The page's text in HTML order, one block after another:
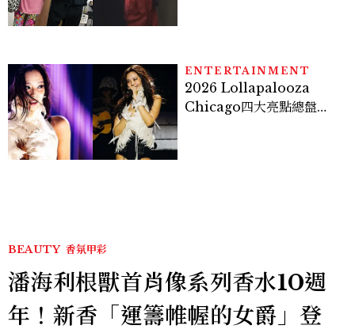
ENTERTAINMENT
2026 Lollapalooza
Chicago四大亮點總盤
BEAUTY 香氛甲彩
潘海利根獸首肖像系列香水10週
年！新香「運籌帷幄的女爵」登